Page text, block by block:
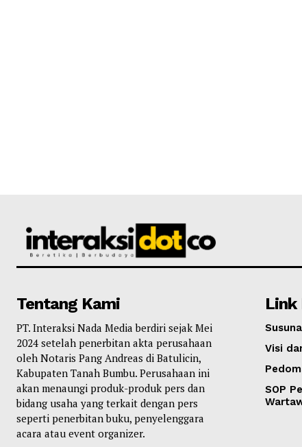
Tentang Kami
PT. Interaksi Nada Media berdiri sejak Mei
2024 setelah penerbitan akta perusahaan
oleh Notaris Pang Andreas di Batulicin,
Kabupaten Tanah Bumbu. Perusahaan ini
akan menaungi produk-produk pers dan
bidang usaha yang terkait dengan pers
seperti penerbitan buku, penyelenggara
acara atau event organizer.
Link
Visi
SOP